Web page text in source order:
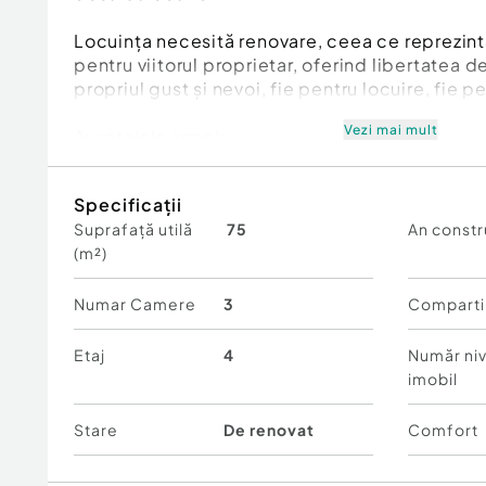
Locuința necesită renovare, ceea ce
pentru viitorul proprietar, oferind libertatea
propriul gust și nevoi, fie pentru locuire, fie
- apropiere de parcuri, zone verzi și spații de
- școli, grădinițe, supermarketuri, restaurante
pietonală
- zonă liniștită, cu trafic redus, dar excelent
artere ale orașului
Un apartament cu potențial ridicat, amplasat
ideal pentru cei care își doresc confort
investiție sigură pe termen lung.
Vezi mai mult
Specificații
Suprafață utilă
(m²)
75 An
Numar Camere 3
Etaj 4
Număr
imobil
Stare De renovat Comfort